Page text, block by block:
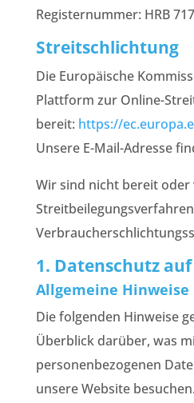
Registernummer: HRB
Streitschlichtung
Die Europäische
Plattform zur Online-
bereit: https://
Unsere E-Mail-Adresse
Wir sind nicht bereit
1. Datenschutz
Allgemeine Hinweise
Die folgenden Hinweise
Überblick darüber, was
personenbezogenen
unsere Website